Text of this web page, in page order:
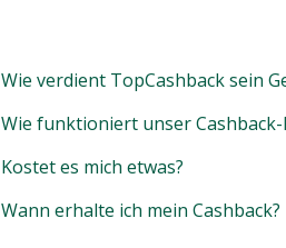
Wie verdient TopCashback sein
Wie funktioniert unser
Kostet es mich etwas?
Wann erhalte ich mein Cashback?